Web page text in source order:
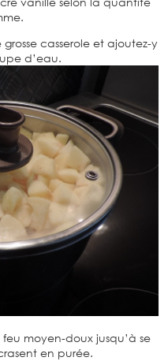
casserole et ajoutez-y
d’eau.
feu moyen-doux jusqu’à se
en purée.